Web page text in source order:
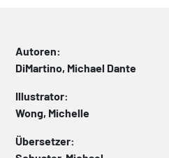
Autoren:
DiMartino, Michael Dante
Illustrator:
Wong, Michelle
Übersetzer: